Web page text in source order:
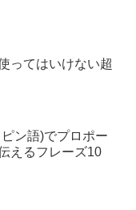
ってはいけない超
ン語)でプロポー
えるフレーズ10